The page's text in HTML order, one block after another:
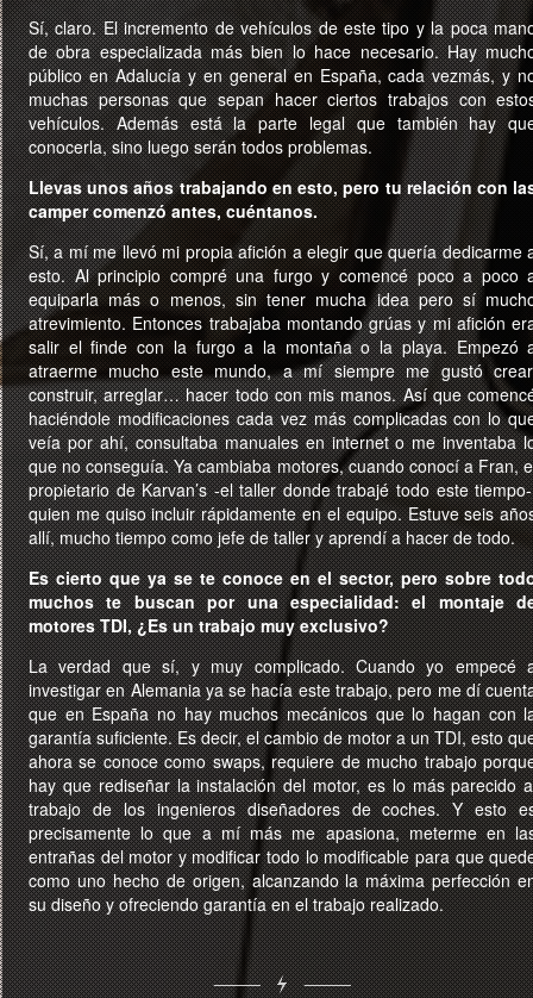
Sí, claro. El incremento de vehículos de este tipo y la poca
de obra especializada más bien lo hace necesario. Hay
público en Adalucía y en general en España, cada vezmás, y
muchas personas que sepan hacer ciertos trabajos con
vehículos. Además está la parte legal que también hay
conocerla, sino luego serán todos problemas.
Llevas unos años trabajando en esto, pero tu relación con
camper comenzó antes, cuéntanos.
Sí, a mí me llevó mi propia afición a elegir que quería dedicarme
esto. Al principio compré una furgo y comencé poco a poco
equiparla más o menos, sin tener mucha idea pero sí
atrevimiento. Entonces trabajaba montando grúas y mi afición
salir el finde con la furgo a la montaña o la playa. Empezó
atraerme mucho este mundo, a mí siempre me gustó
construir, arreglar… hacer todo con mis manos. Así que
haciéndole modificaciones cada vez más complicadas con lo
veía por ahí, consultaba manuales en internet o me inventaba
que no conseguía. Ya cambiaba motores, cuando conocí a Fran,
propietario de Karvan’s -el taller donde trabajé todo este
quien me quiso incluir rápidamente en el equipo. Estuve seis
allí, mucho tiempo como jefe de taller y aprendí a hacer de todo.
Es cierto que ya se te conoce en el sector, pero sobre
muchos te buscan por una especialidad: el montaje
motores TDI, ¿Es un trabajo muy exclusivo?
La verdad que sí, y muy complicado. Cuando yo empecé
investigar en Alemania ya se hacía este trabajo, pero me dí
que en España no hay muchos mecánicos que lo hagan con
garantía suficiente. Es decir, el cambio de motor a un TDI, esto
ahora se conoce como swaps, requiere de mucho trabajo
hay que rediseñar la instalación del motor, es lo más parecido
trabajo de los ingenieros diseñadores de coches. Y esto
precisamente lo que a mí más me apasiona, meterme en
entrañas del motor y modificar todo lo modificable para que
como uno hecho de origen, alcanzando la máxima perfección
su diseño y ofreciendo garantía en el trabajo realizado.